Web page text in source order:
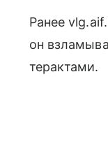
Ранее
он
терактами.